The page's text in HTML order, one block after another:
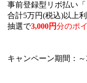
事前登録型リボ払い
合計5万円(税込)以上利
抽選で3,000円分のポ
キャンペーン期間：